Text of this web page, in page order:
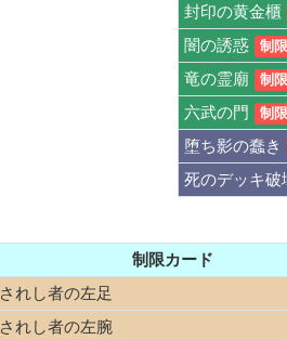
封印の黄金櫃
闇の誘惑 制限
竜の霊廟 制限
六武の門 制限
堕ち影の蠢き
死のデッキ破
制限カード
れし者の左足
れし者の左腕